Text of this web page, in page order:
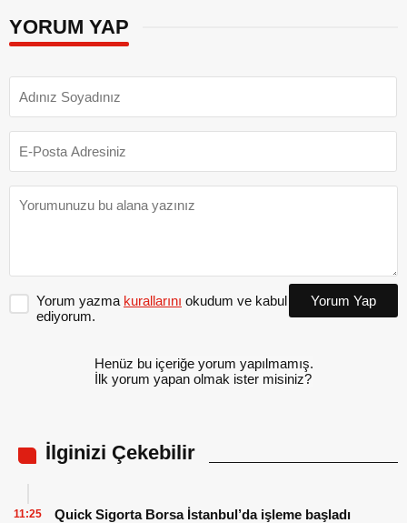
YORUM YAP
Yorum yazma kurallarını okudum ve kabul
ediyorum.
Yorum Yap
Henüz bu içeriğe yorum yapılmamış.
İlk yorum yapan olmak ister misiniz?
İlginizi Çekebilir
Quick Sigorta Borsa İstanbul’da işleme başladı
11:25